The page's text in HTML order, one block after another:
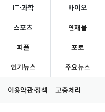
IT·과학 바이오
스포츠 연재물
피플 포토
인기뉴스 주요뉴스
이용약관·정책 고충처리